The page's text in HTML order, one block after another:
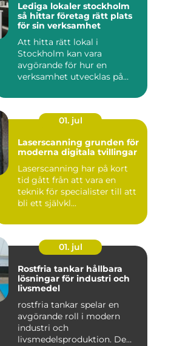
Lediga lokaler stockholm
så hittar företag rätt plats
för sin verksamhet
Att hitta rätt lokal i
Stockholm kan vara
avgörande för hur en
verksamhet utvecklas på
01. jul
Laserscanning grunden för
moderna digitala tvillingar
Laserscanning har på kort
tid gått från att vara en
teknik för specialister till att
bli ett självkl...
01. jul
Rostfria tankar hållbara
lösningar för industri och
livsmedel
rostfria tankar spelar en
avgörande roll i modern
industri och
livsmedelsproduktion. De